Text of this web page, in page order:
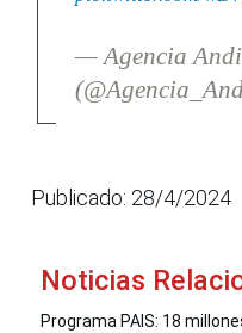
— Agencia
Publicado: 28/4/2024
Noticias
Programa PAIS: 18